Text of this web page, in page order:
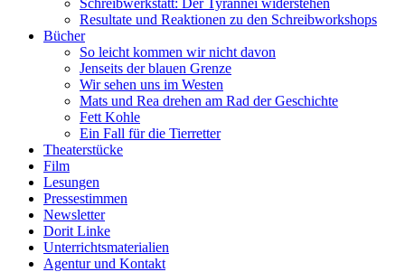
Schreibwerkstatt: Der Tyrannei widerstehen
Resultate und Reaktionen zu den Schreibworkshops
Bücher
So leicht kommen wir nicht davon
Jenseits der blauen Grenze
Wir sehen uns im Westen
Mats und Rea drehen am Rad der Geschichte
Fett Kohle
Ein Fall für die Tierretter
Theaterstücke
Film
Lesungen
Pressestimmen
Newsletter
Dorit Linke
Unterrichtsmaterialien
Agentur und Kontakt